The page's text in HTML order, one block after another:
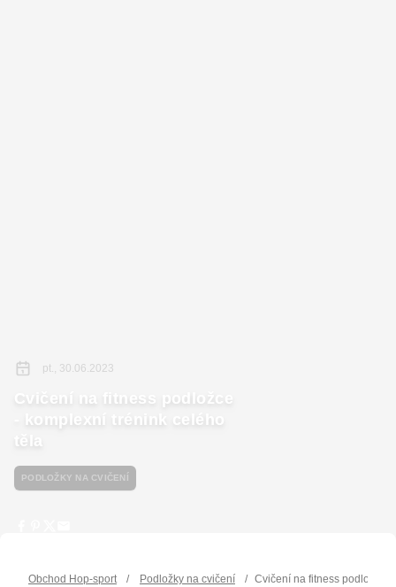
pt., 30.06.2023
Cvičení na fitness podložce
- komplexní trénink celého
těla
PODLOŽKY NA CVIČENÍ
Obchod Hop-sport / Podložky na cvičení / Cvičení na fitness podložce